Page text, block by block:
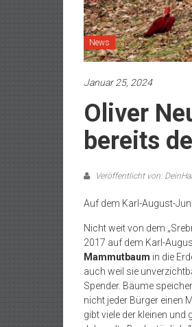
News
Januar 25, 2024
Oliver
bereits
Veröffentlicht von:
Auf dem Karl-August-
Nicht weit von dem
2017 auf dem Karl-
Mammutbaum in die
auch weil sie
Spender. Bäume
nicht jeder Bürger einen
gibt viele der kleinen